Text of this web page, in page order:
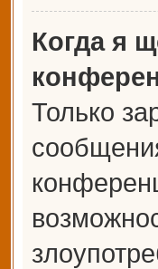
Когда я
Только